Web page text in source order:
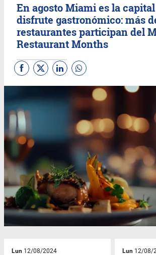
En agosto Miami es la
disfrute gastronómico: más
restaurantes participan del
Restaurant Months
Lun 12/08/2024 Lun 12/08/